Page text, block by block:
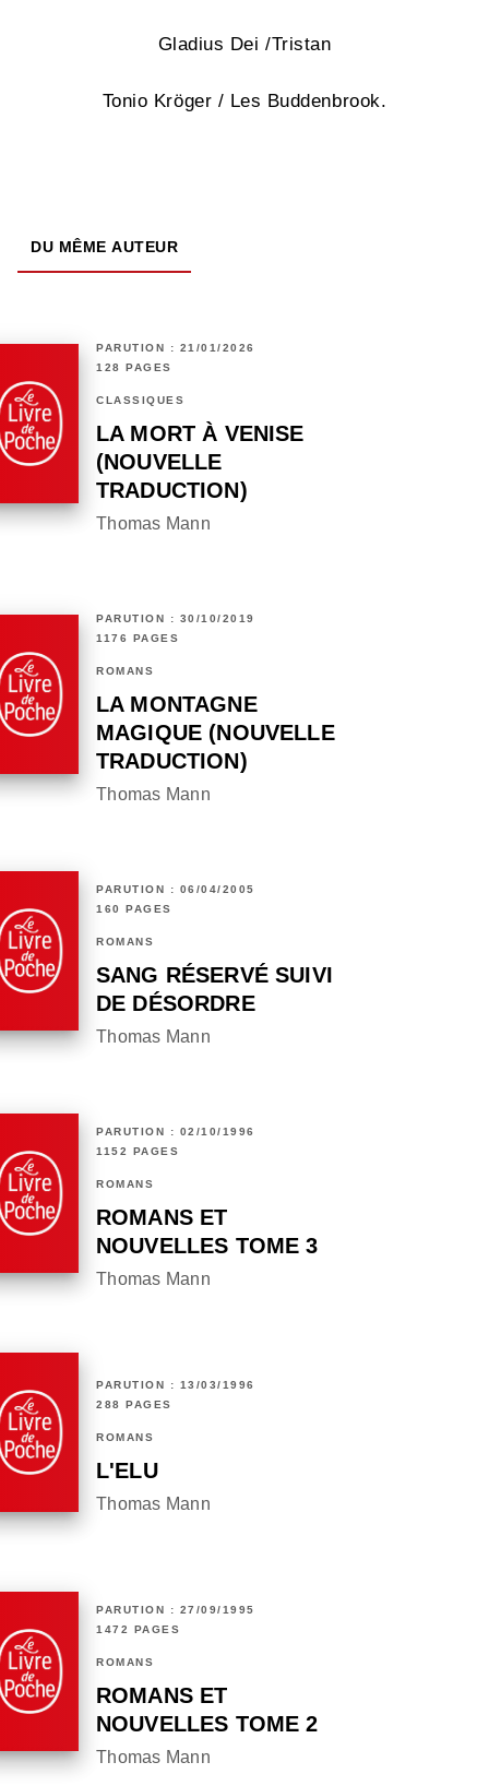
Gladius Dei /Tristan
Tonio Kröger / Les Buddenbrook.
DU MÊME AUTEUR
PARUTION : 21/01/2026
128 PAGES
CLASSIQUES
LA MORT À VENISE
(NOUVELLE
TRADUCTION)
Thomas Mann
PARUTION : 30/10/2019
1176 PAGES
ROMANS
LA MONTAGNE
MAGIQUE (NOUVELLE
TRADUCTION)
Thomas Mann
PARUTION : 06/04/2005
160 PAGES
ROMANS
SANG RÉSERVÉ SUIVI
DE DÉSORDRE
Thomas Mann
PARUTION : 02/10/1996
1152 PAGES
ROMANS
ROMANS ET
NOUVELLES TOME 3
Thomas Mann
PARUTION : 13/03/1996
288 PAGES
ROMANS
L'ELU
Thomas Mann
PARUTION : 27/09/1995
1472 PAGES
ROMANS
ROMANS ET
NOUVELLES TOME 2
Thomas Mann